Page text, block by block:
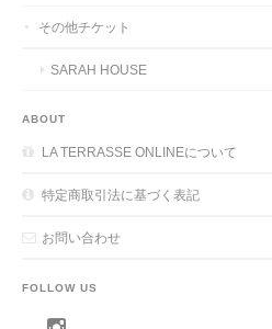
その他チケット
SARAH HOUSE
ABOUT
LA TERRASSE ONLINEについて
特定商取引法に基づく表記
お問い合わせ
FOLLOW US